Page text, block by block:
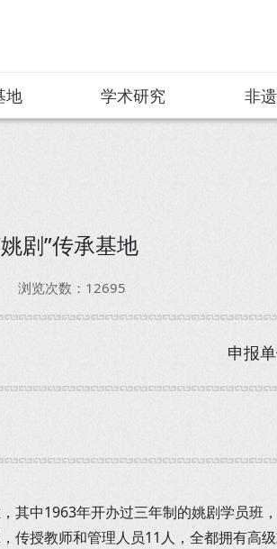
地 学术研究 非
剧”传承基地
浏览次数：12695
申报
中1963年开办过三年制的姚剧学员班
授教师和管理人员11人，全都拥有高